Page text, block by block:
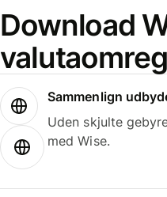
Download
Sammenlign
Uden skjulte
med Wise.